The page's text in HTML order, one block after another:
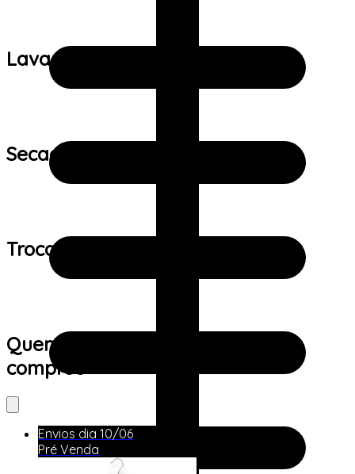
Lavagem:
Secagem:
Trocas e devoluções:
Quem viu este produto também
comprou